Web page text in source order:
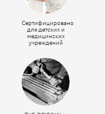
Сертифицировано
для детских и
медицинских
учреждений